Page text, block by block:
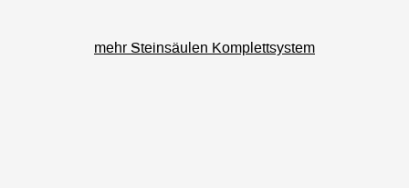
mehr Steinsäulen Komplettsystem